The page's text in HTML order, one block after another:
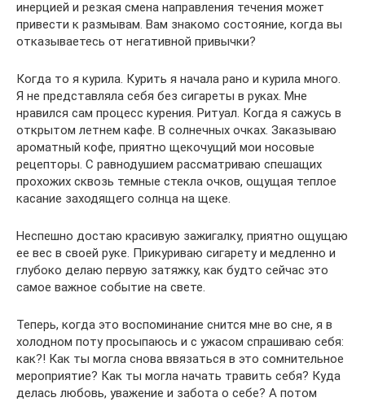
инерцией и резкая смена направления течения может
привести к размывам. Вам знакомо состояние, когда вы
отказываетесь от негативной привычки?
Когда то я курила. Курить я начала рано и курила много.
Я не представляла себя без сигареты в руках. Мне
нравился сам процесс курения. Ритуал. Когда я сажусь в
открытом летнем кафе. В солнечных очках. Заказываю
ароматный кофе, приятно щекочущий мои носовые
рецепторы. С равнодушием рассматриваю спешащих
прохожих сквозь темные стекла очков, ощущая теплое
касание заходящего солнца на щеке.
Неспешно достаю красивую зажигалку, приятно ощущаю
ее вес в своей руке. Прикуриваю сигарету и медленно и
глубоко делаю первую затяжку, как будто сейчас это
самое важное событие на свете.
Теперь, когда это воспоминание снится мне во сне, я в
холодном поту просыпаюсь и с ужасом спрашиваю себя:
как?! Как ты могла снова ввязаться в это сомнительное
мероприятие? Как ты могла начать травить себя? Куда
делась любовь, уважение и забота о себе? А потом